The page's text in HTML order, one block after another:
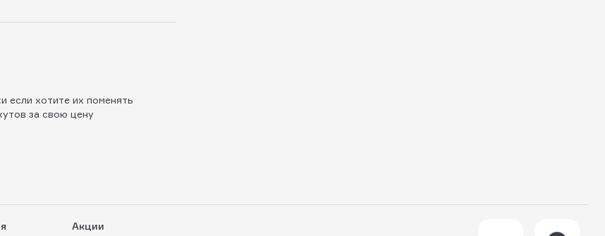
если хотите их поменять
за свою цену
Акции